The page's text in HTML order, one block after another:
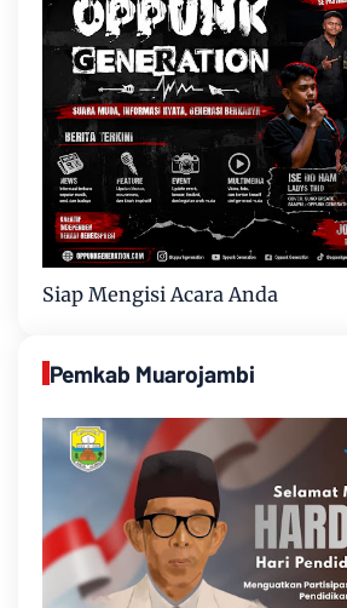
Siap Mengisi Acara Anda
Pemkab Muarojambi